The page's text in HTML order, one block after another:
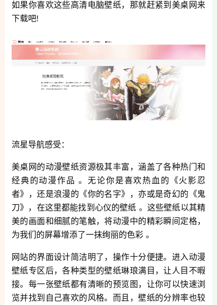
如果你喜欢这些高清电脑壁纸，那就赶紧到美桌网来
下载吧!
流星导航感受：
美桌网的动漫壁纸资源极其丰富，涵盖了各种热门和
经典的动漫作品 。无论你是喜欢热血的《火影忍
者》，还是浪漫的《你的名字》，亦或是奇幻的《鬼
刀》，在这里都能找到心仪的壁纸 。这些壁纸以其精
美的画面和细腻的笔触，将动漫中的精彩瞬间定格，
为我们的屏幕增添了一抹绚丽的色彩 。
网站的界面设计简洁明了，操作十分便捷。进入动漫
壁纸专区后，各种类型的壁纸琳琅满目，让人目不暇
接。每一张壁纸都有清晰的预览图，让你可以快速浏
览并找到自己喜欢的风格。而且，壁纸的分辨率也较